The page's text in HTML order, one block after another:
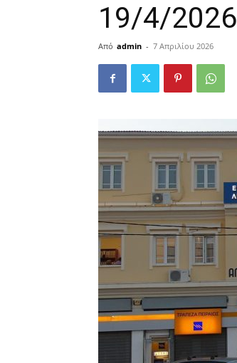
19/4/2026
Από admin - 7 Απριλίου 2026